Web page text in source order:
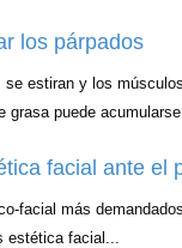
los párpados
estiran y los
puede
facial ante el
facial más
estética facial...